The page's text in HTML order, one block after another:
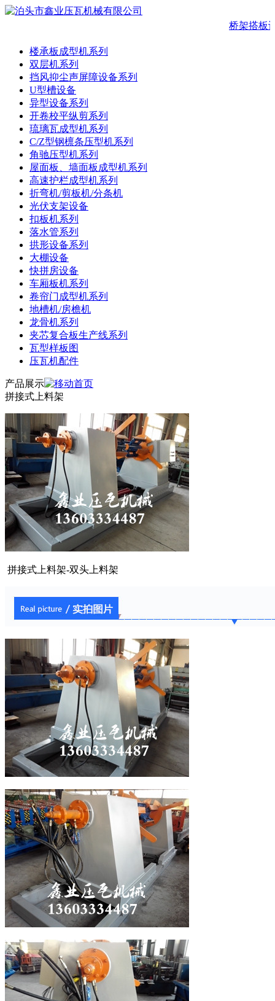
桥架搭板
楼承板成型机系列
双层机系列
挡风抑尘声屏障设备系列
U型槽设备
异型设备系列
开卷校平纵剪系列
琉璃瓦成型机系列
C/Z型钢檩条压型机系列
角驰压型机系列
屋面板、墙面板成型机系列
高速护栏成型机系列
折弯机/剪板机/分条机
光伏支架设备
扣板机系列
落水管系列
拱形设备系列
大棚设备
快拼房设备
车厢板机系列
卷帘门成型机系列
地槽机/房檐机
龙骨机系列
夹芯复合板生产线系列
瓦型样板图
压瓦机配件
产品展示
拼接式上料架
拼接式上料架-双头上料架